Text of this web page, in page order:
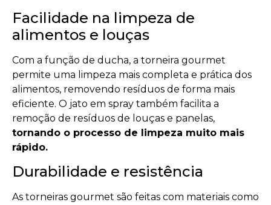
Facilidade na limpeza de
alimentos e louças
Com a função de ducha, a torneira gourmet
permite uma limpeza mais completa e prática dos
alimentos, removendo resíduos de forma mais
eficiente. O jato em spray também facilita a
remoção de resíduos de louças e panelas,
tornando o processo de limpeza muito mais
rápido.
Durabilidade e resistência
As torneiras gourmet são feitas com materiais como